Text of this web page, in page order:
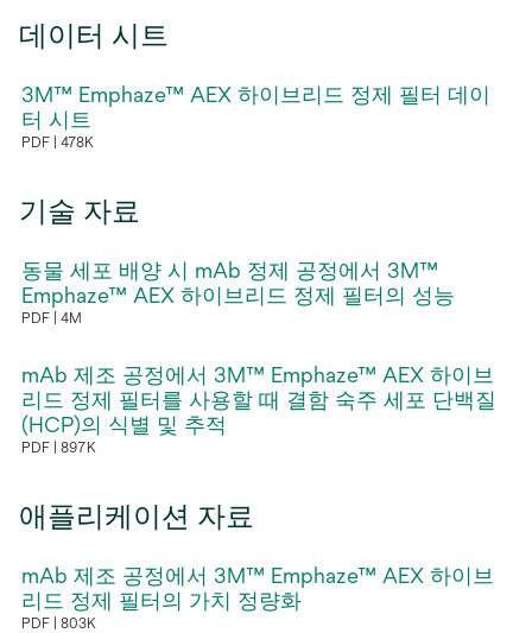
에
열
림
데이터 시트
3M™ Emphaze™ AEX 하이브리드 정제 필터 데이
터 시트
PDF 478K
에
열
림
기술 자료
동물 세포 배양 시 mAb 정제 공정에서 3M™
Emphaze™ AEX 하이브리드 정제 필터의 성능
PDF 4M
탭
에
서
열
mAb 제조 공정에서 3M™ Emphaze™ AEX 하이브
리드 정제 필터를 사용할 때 결함 숙주 세포 단백질
(HCP)의 식별 및 추적
PDF 897K
에
열
림
애플리케이션 자료
mAb 제조 공정에서 3M™ Emphaze™ AEX 하이브
리드 정제 필터의 가치 정량화
PDF 803K